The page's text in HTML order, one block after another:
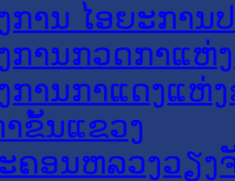
ການ ໄອຍະການ
ການກວດກາແຫ່
ການກາແດງແຫ່
ຂັ້ນແຂວງ
ຄອນ​ຫລວງວຽງ